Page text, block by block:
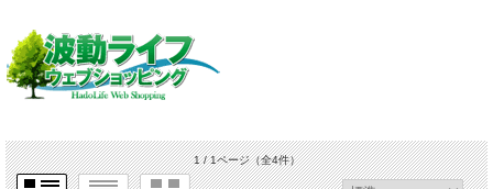
1 / 1ページ（全4件）